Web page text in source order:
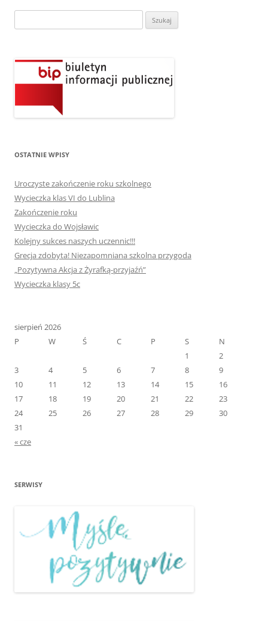
OSTATNIE WPISY
Uroczyste zakończenie roku szkolnego
Wycieczka klas VI do Lublina
Zakończenie roku
Wycieczka do Wojsławic
Kolejny sukces naszych uczennic!!!
Grecja zdobyta! Niezapomniana szkolna przygoda
„Pozytywna Akcja z Żyrafką-przyjaźń”
Wycieczka klasy 5c
sierpień 2026
P
W Ś C P S
N
1
2
3
4 5 6 7 8
9
10
11 12 13 14 15
16
17
18 19 20 21 22
23
24
25 26 27 28 29
30
31
« cze
SERWISY